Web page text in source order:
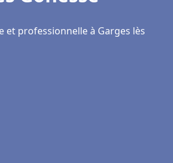
et professionnelle à Garges lès